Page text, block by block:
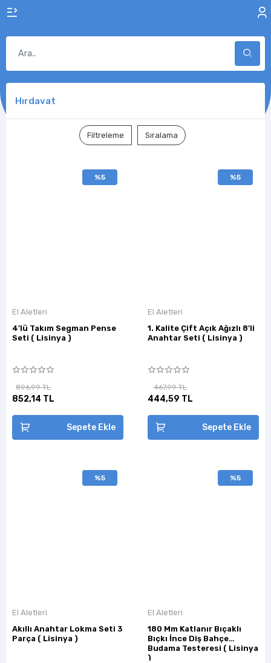
Hırdavat
Filtreleme Sıralama
%5
El Aletleri
4’lü Takım Segman Pense
Seti ( Lisinya )
896,99 TL
852,14 TL
Sepete Ekle
%5
El Aletleri
1. Kalite Çift Açık Ağızlı 8'li
Anahtar Seti ( Lisinya )
467,99 TL
444,59 TL
Sepete Ekle
%5
El Aletleri
Akıllı Anahtar Lokma Seti 3
Parça ( Lisinya )
%5
El Aletleri
180 Mm Katlanır Bıçaklı
Bıçkı İnce Diş Bahçe
Budama Testeresi ( Lisinya
)